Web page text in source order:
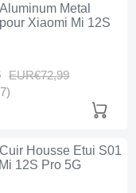
Metal
Xiaomi Mi 12S
EUR€72,99
Housse Etui S01
12S Pro 5G